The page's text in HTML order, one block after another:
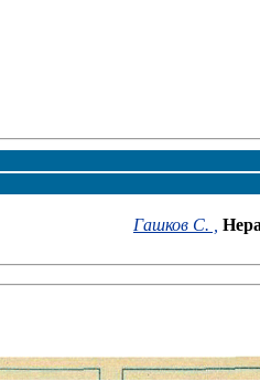
Гашков С. ,